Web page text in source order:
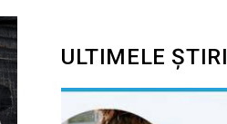
ULTIMELE ȘTIRI